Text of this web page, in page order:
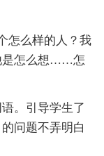
么样的人？我
是怎么想……怎
。引导学生了
问题不弄明白